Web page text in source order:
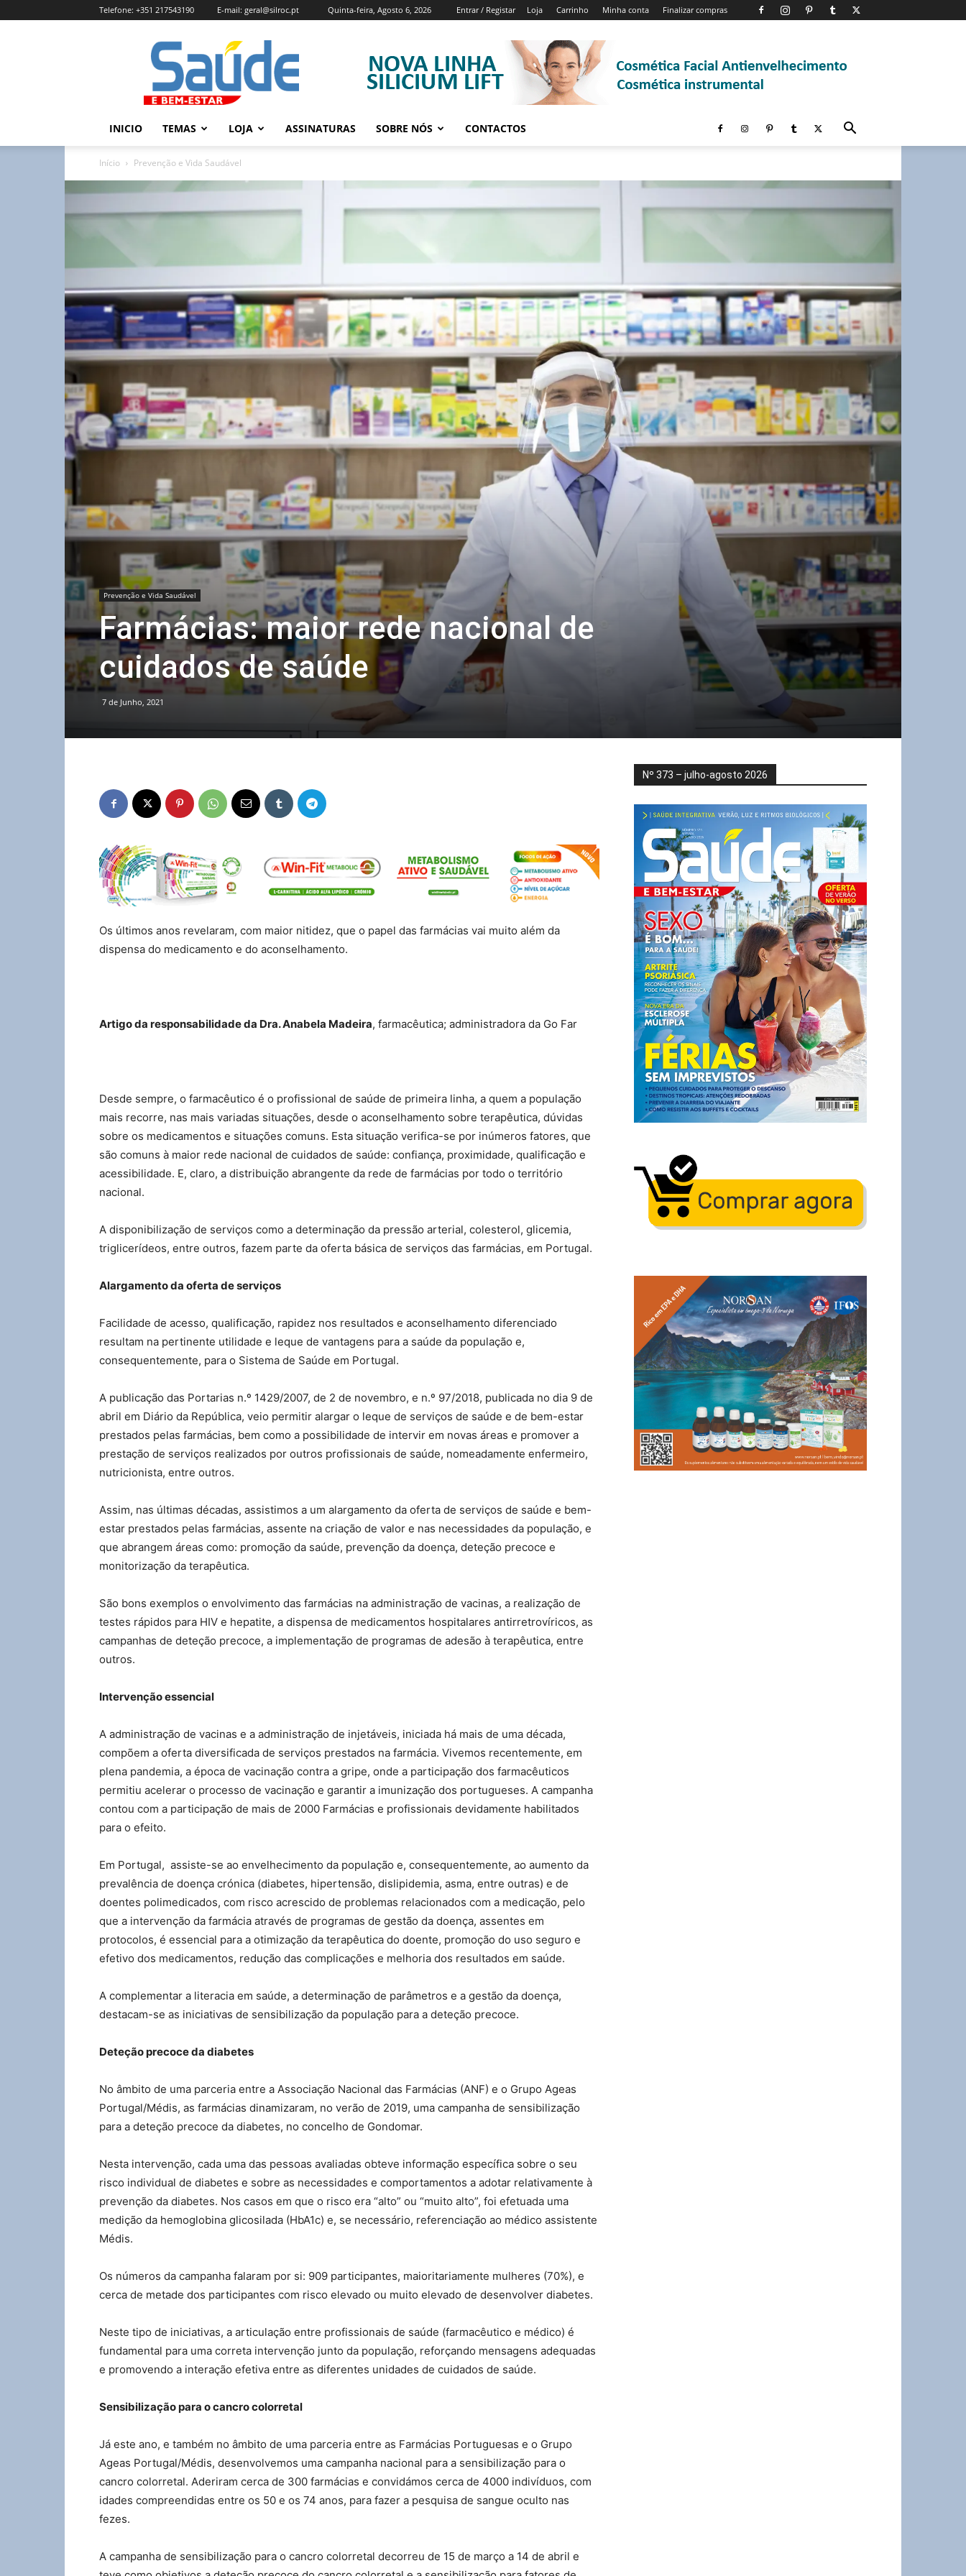
Quinta-feira, Agosto 6, 2026 Entrar / Registar Loja Carrinho Minha conta Finalizar compras
Telefone: +351 217543190 E-mail: geral@silroc.pt
Revista
Saúde
e
Bem
Estar
Edição
INICIO TEMAS LOJA ASSINATURAS SOBRE NÓS CONTACTOS
Início Prevenção e Vida Saudável
Prevenção e Vida Saudável
Farmácias: maior rede nacional de
cuidados de saúde
7 de Junho, 2021
Os últimos anos revelaram, com maior nitidez, que o papel das farmácias vai muito além da
dispensa do medicamento e do aconselhamento.
Artigo da responsabilidade da Dra. Anabela Madeira, farmacêutica; administradora da Go Far
Desde sempre, o farmacêutico é o profissional de saúde de primeira linha, a quem a população
mais recorre, nas mais variadas situações, desde o aconselhamento sobre terapêutica, dúvidas
sobre os medicamentos e situações comuns. Esta situação verifica-se por inúmeros fatores, que
são comuns à maior rede nacional de cuidados de saúde: confiança, proximidade, qualificação e
acessibilidade. E, claro, a distribuição abrangente da rede de farmácias por todo o território
nacional.
A disponibilização de serviços como a determinação da pressão arterial, colesterol, glicemia,
triglicerídeos, entre outros, fazem parte da oferta básica de serviços das farmácias, em Portugal.
Alargamento da oferta de serviços
Facilidade de acesso, qualificação, rapidez nos resultados e aconselhamento diferenciado
resultam na pertinente utilidade e leque de vantagens para a saúde da população e,
consequentemente, para o Sistema de Saúde em Portugal.
A publicação das Portarias n.º 1429/2007, de 2 de novembro, e n.º 97/2018, publicada no dia 9 de
abril em Diário da República, veio permitir alargar o leque de serviços de saúde e de bem-estar
prestados pelas farmácias, bem como a possibilidade de intervir em novas áreas e promover a
prestação de serviços realizados por outros profissionais de saúde, nomeadamente enfermeiro,
nutricionista, entre outros.
Assim, nas últimas décadas, assistimos a um alargamento da oferta de serviços de saúde e bem-
estar prestados pelas farmácias, assente na criação de valor e nas necessidades da população, e
que abrangem áreas como: promoção da saúde, prevenção da doença, deteção precoce e
monitorização da terapêutica.
São bons exemplos o envolvimento das farmácias na administração de vacinas, a realização de
testes rápidos para HIV e hepatite, a dispensa de medicamentos hospitalares antirretrovíricos, as
campanhas de deteção precoce, a implementação de programas de adesão à terapêutica, entre
outros.
Intervenção essencial
A administração de vacinas e a administração de injetáveis, iniciada há mais de uma década,
compõem a oferta diversificada de serviços prestados na farmácia. Vivemos recentemente, em
plena pandemia, a época de vacinação contra a gripe, onde a participação dos farmacêuticos
permitiu acelerar o processo de vacinação e garantir a imunização dos portugueses. A campanha
contou com a participação de mais de 2000 Farmácias e profissionais devidamente habilitados
para o efeito.
Em Portugal, assiste-se ao envelhecimento da população e, consequentemente, ao aumento da
prevalência de doença crónica (diabetes, hipertensão, dislipidemia, asma, entre outras) e de
doentes polimedicados, com risco acrescido de problemas relacionados com a medicação, pelo
que a intervenção da farmácia através de programas de gestão da doença, assentes em
protocolos, é essencial para a otimização da terapêutica do doente, promoção do uso seguro e
efetivo dos medicamentos, redução das complicações e melhoria dos resultados em saúde.
A complementar a literacia em saúde, a determinação de parâmetros e a gestão da doença,
destacam-se as iniciativas de sensibilização da população para a deteção precoce.
Deteção precoce da diabetes
No âmbito de uma parceria entre a Associação Nacional das Farmácias (ANF) e o Grupo Ageas
Portugal/Médis, as farmácias dinamizaram, no verão de 2019, uma campanha de sensibilização
para a deteção precoce da diabetes, no concelho de Gondomar.
Nesta intervenção, cada uma das pessoas avaliadas obteve informação específica sobre o seu
risco individual de diabetes e sobre as necessidades e comportamentos a adotar relativamente à
prevenção da diabetes. Nos casos em que o risco era “alto” ou “muito alto”, foi efetuada uma
medição da hemoglobina glicosilada (HbA1c) e, se necessário, referenciação ao médico assistente
Médis.
Os números da campanha falaram por si: 909 participantes, maioritariamente mulheres (70%), e
cerca de metade dos participantes com risco elevado ou muito elevado de desenvolver diabetes.
Neste tipo de iniciativas, a articulação entre profissionais de saúde (farmacêutico e médico) é
fundamental para uma correta intervenção junto da população, reforçando mensagens adequadas
e promovendo a interação efetiva entre as diferentes unidades de cuidados de saúde.
Sensibilização para o cancro colorretal
Já este ano, e também no âmbito de uma parceria entre as Farmácias Portuguesas e o Grupo
Ageas Portugal/Médis, desenvolvemos uma campanha nacional para a sensibilização para o
cancro colorretal. Aderiram cerca de 300 farmácias e convidámos cerca de 4000 indivíduos, com
idades compreendidas entre os 50 e os 74 anos, para fazer a pesquisa de sangue oculto nas
fezes.
A campanha de sensibilização para o cancro colorretal decorreu de 15 de março a 14 de abril e
Nº 373 – julho-agosto 2026